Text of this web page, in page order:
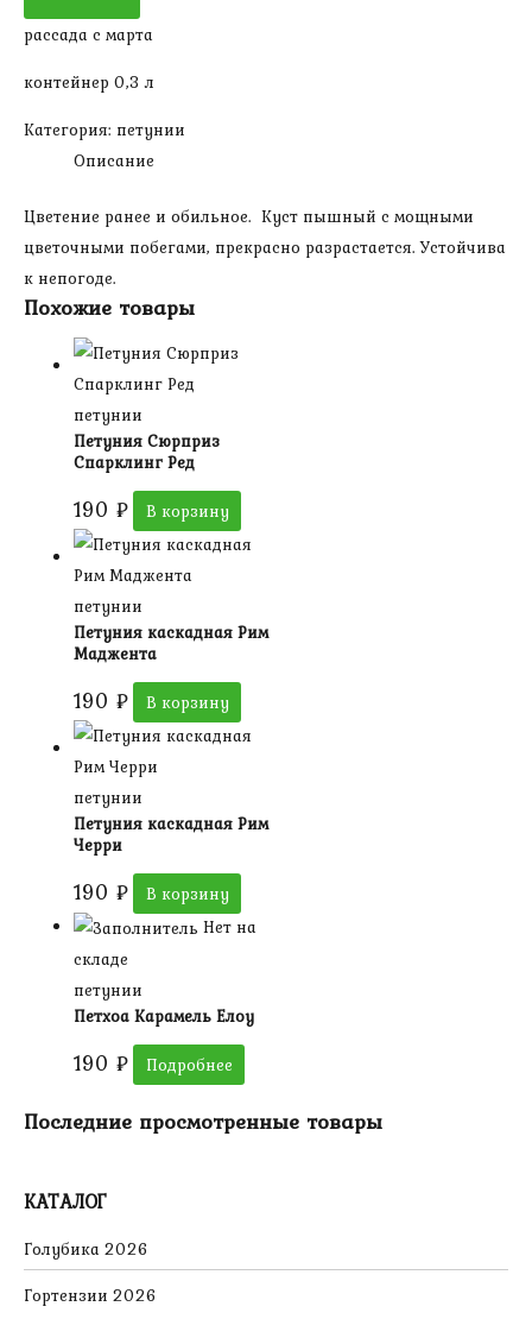
КАТАЛОГ
Голубика 2026
Гортензии 2026
Тейбл
рассада с марта
контейнер 0,3 л
Категория: петунии
Описание
Цветение ранее и обильное. Куст пышный с мощными
цветочными побегами, прекрасно разрастается. Устойчива
к непогоде.
Похожие товары
петунии
Петуния Сюрприз
Спарклинг Ред
190 ₽ В корзину
петунии
Петуния каскадная Рим
Маджента
190 ₽ В корзину
петунии
Петуния каскадная Рим
Черри
190 ₽
В корзину
Нет на
складе
петунии
Петхоа Карамель Елоу
190 ₽ Подробнее
Последние просмотренные товары